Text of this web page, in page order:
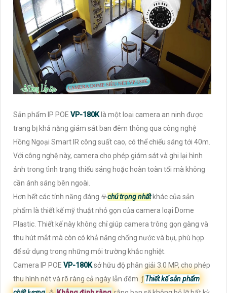
Sản phẩm IP POE VP-180K là một loại camera an ninh được
trang bị khả năng giám sát ban đêm thông qua công nghệ
Hồng Ngoại Smart IR công suất cao, có thể chiếu sáng tới 40m.
Với công nghệ này, camera cho phép giám sát và ghi lại hình
ảnh trong tình trạng thiếu sáng hoặc hoàn toàn tối mà không
cần ánh sáng bên ngoài.
Hơn hết các tính năng đáng ☣️chú trọng nhấtkhác của sản
phẩm là thiết kế mỹ thuật nhỏ gọn của camera loại Dome
Plastic. Thiết kế này không chỉ giúp camera trông gọn gàng và
thu hút mắt mà còn có khả năng chống nước và bụi, phù hợp
để sử dụng trong những môi trường khắc nghiệt.
Camera IP POE VP-180Ksở hữu độ phân giải 3.0 MP, cho phép
thu hình nét và rõ ràng cả ngày lẫn đêm. ƒThiết kế sản phẩm